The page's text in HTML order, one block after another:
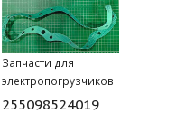
Запчасти для
электропогрузчиков
255098524019